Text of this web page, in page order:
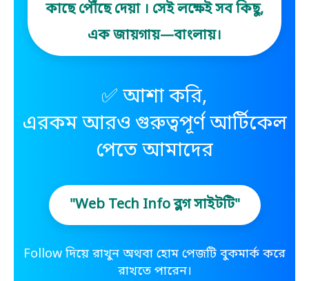
কাছে পৌঁছে দেয়া । সেই লক্ষেই সব কিছু,
এক জায়গায়—বাংলায়।
✅ আশা করি,
এরকম আরও গুরুত্বপূর্ণ আর্টিকেল
পেতে আমাদের
"Web Tech Info ব্লগ সাইটটি"
Follow দিয়ে রাখুন অথবা হোম পেজটি বুকমার্ক করে
রাখতে পারেন।